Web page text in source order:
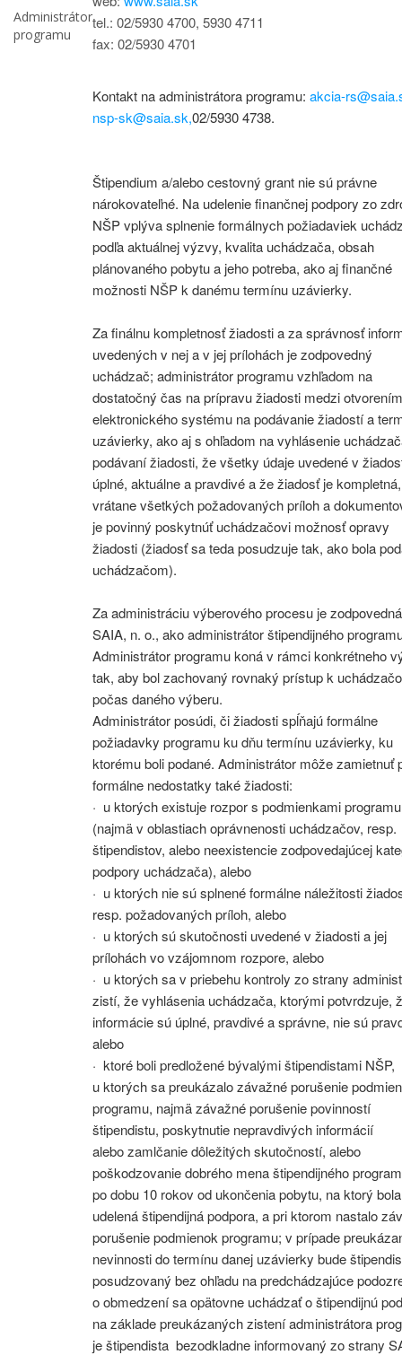
Administrátor
programu
tel.: 02/5930 4700, 5930 4711
fax: 02/5930 4701
Kontakt na administrátora programu: akcia-
nsp-sk@saia.sk,02/5930 4738.
Štipendium a/alebo cestovný grant nie sú právne
nárokovateľné. Na udelenie finančnej podpory zo
NŠP vplýva splnenie formálnych požiadaviek
podľa aktuálnej výzvy, kvalita uchádzača, obsah
plánovaného pobytu a jeho potreba, ako aj finančné
možnosti NŠP k danému termínu uzávierky.
Za finálnu kompletnosť žiadosti a za správnosť
uvedených v nej a v jej prílohách je zodpovedný
uchádzač; administrátor programu vzhľadom na
dostatočný čas na prípravu žiadosti medzi otvorením
elektronického systému na podávanie žiadostí a
uzávierky, ako aj s ohľadom na vyhlásenie
podávaní žiadosti, že všetky údaje uvedené v
úplné, aktuálne a pravdivé a že žiadosť je kompletná,
vrátane všetkých požadovaných príloh a
je povinný poskytnúť uchádzačovi možnosť opravy
žiadosti (žiadosť sa teda posudzuje tak, ako bola
uchádzačom).
Za administráciu výberového procesu je zodpovedná
SAIA, n. o., ako administrátor štipendijného
Administrátor programu koná v rámci konkrétneho
tak, aby bol zachovaný rovnaký prístup k
počas daného výberu.
Administrátor posúdi, či žiadosti spĺňajú formálne
požiadavky programu ku dňu termínu uzávierky, ku
ktorému boli podané. Administrátor môže zamietnuť
formálne nedostatky také žiadosti:
· u ktorých existuje rozpor s podmienkami programu
(najmä v oblastiach oprávnenosti uchádzačov, resp.
štipendistov, alebo neexistencie zodpovedajúcej
podpory uchádzača), alebo
· u ktorých nie sú splnené formálne náležitosti
resp. požadovaných príloh, alebo
· u ktorých sú skutočnosti uvedené v žiadosti a jej
prílohách vo vzájomnom rozpore, alebo
· u ktorých sa v priebehu kontroly zo strany
zistí, že vyhlásenia uchádzača, ktorými potvrdzuje,
informácie sú úplné, pravdivé a správne, nie sú
alebo
· ktoré boli predložené bývalými štipendistami NŠP,
u ktorých sa preukázalo závažné porušenie
programu, najmä závažné porušenie povinností
štipendistu, poskytnutie nepravdivých informácií
alebo zamlčanie dôležitých skutočností, alebo
poškodzovanie dobrého mena štipendijného
po dobu 10 rokov od ukončenia pobytu, na ktorý bola
udelená štipendijná podpora, a pri ktorom nastalo
porušenie podmienok programu; v prípade
nevinnosti do termínu danej uzávierky bude
posudzovaný bez ohľadu na predchádzajúce
o obmedzení sa opätovne uchádzať o štipendijnú
na základe preukázaných zistení administrátora
je štipendista bezodkladne informovaný zo strany